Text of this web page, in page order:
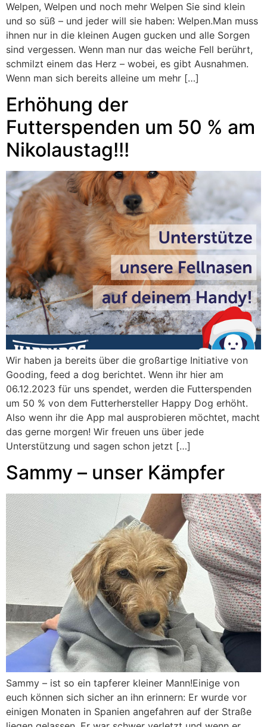
Welpen, Welpen und noch mehr Welpen Sie sind klein
und so süß – und jeder will sie haben: Welpen.Man muss
ihnen nur in die kleinen Augen gucken und alle Sorgen
sind vergessen. Wenn man nur das weiche Fell berührt,
schmilzt einem das Herz – wobei, es gibt Ausnahmen.
Wenn man sich bereits alleine um mehr […]
Erhöhung der
Futterspenden um 50 % am
Nikolaustag!!!
Wir haben ja bereits über die großartige Initiative von
Gooding, feed a dog berichtet. Wenn ihr hier am
06.12.2023 für uns spendet, werden die Futterspenden
um 50 % von dem Futterhersteller Happy Dog erhöht.
Also wenn ihr die App mal ausprobieren möchtet, macht
das gerne morgen! Wir freuen uns über jede
Unterstützung und sagen schon jetzt […]
Sammy – unser Kämpfer
Sammy – ist so ein tapferer kleiner Mann!Einige von
euch können sich sicher an ihn erinnern: Er wurde vor
einigen Monaten in Spanien angefahren auf der Straße